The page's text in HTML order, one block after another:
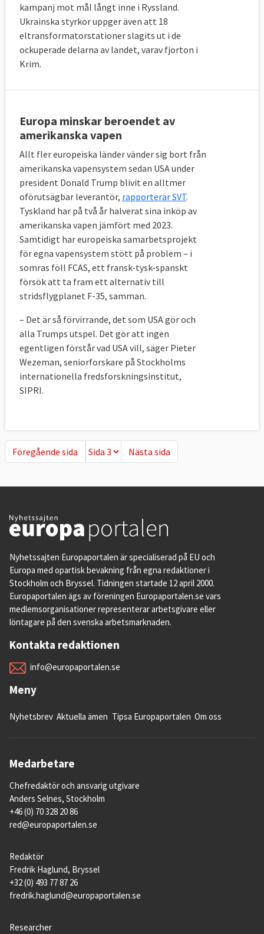
kampanj mot mål långt inne i Ryssland.
Ukrainska styrkor uppger även att 18
eltransformatorstationer slagits ut i de
ockuperade delarna av landet, varav fjorton i
Krim.
Europa minskar beroendet av
amerikanska vapen
Allt fler europeiska länder vänder sig bort från
amerikanska vapensystem sedan USA under
president Donald Trump blivit en alltmer
oförutsägbar leverantör, rapporterar SVT.
Tyskland har på två år halverat sina inköp av
amerikanska vapen jämfört med 2023.
Samtidigt har europeiska samarbetsprojekt
för egna vapensystem stött på problem – i
somras föll FCAS, ett fransk-tysk-spanskt
försök att ta fram ett alternativ till
stridsflygplanet F-35, samman.
– Det är så förvirrande, det som USA gör och
alla Trumps utspel. Det gör att ingen
egentligen förstår vad USA vill, säger Pieter
Wezeman, seniorforskare på Stockholms
internationella fredsforskningsinstitut,
SIPRI.
Föregående sida
Föregående sida Nästa sida
Nästa sida
Nyhetssajten Europaportalen är specialiserad på EU och
Europa med opartisk bevakning från egna redaktioner i
Stockholm och Bryssel. Tidningen startade 12 april 2000.
Europaportalen ägs av föreningen Europaportalen.se vars
medlemsorganisationer representerar arbetsgivare eller
löntagare på den svenska arbetsmarknaden.
Kontakta redaktionen
info@europaportalen.se
Meny
Nyhetsbrev Aktuella ämen Tipsa Europaportalen Om oss
Medarbetare
Chefredaktör och ansvarig utgivare
Anders Selnes, Stockholm
+46 (0) 70 328 20 86
red@europaportalen.se
Redaktör
Fredrik Haglund, Bryssel
+32 (0) 493 77 87 26
fredrik.haglund@europaportalen.se
Researcher